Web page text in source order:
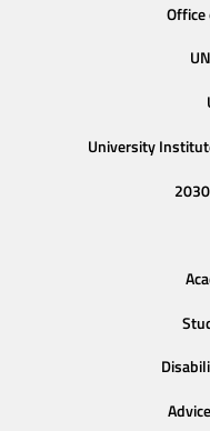
Office
University